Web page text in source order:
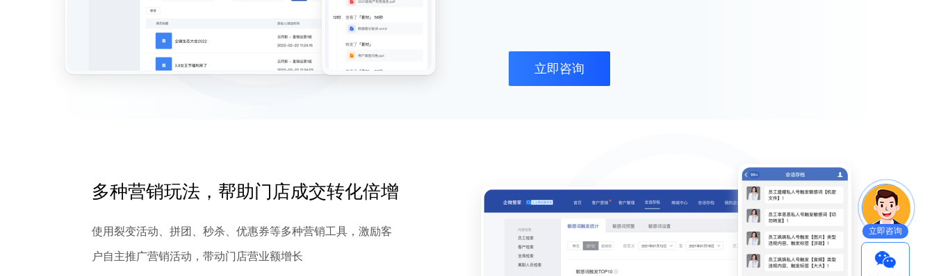
立即咨询
多种营销玩法，帮助门店成交转化倍增
使用裂变活动、拼团、秒杀、优惠券等多种营销工具，激励客
户自主推广营销活动，带动门店营业额增长
立即咨询